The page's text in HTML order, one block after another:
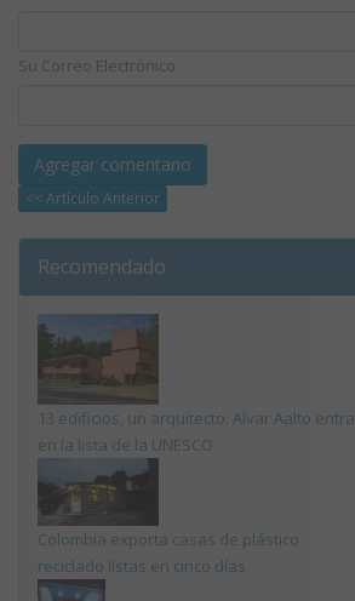
Su Correo Electrónico:
<< Artículo Anterior
Recomendado
13 edificios, un arquitecto: Alvar Aalto entra
en la lista de la UNESCO
Colombia exporta casas de plástico
reciclado listas en cinco días